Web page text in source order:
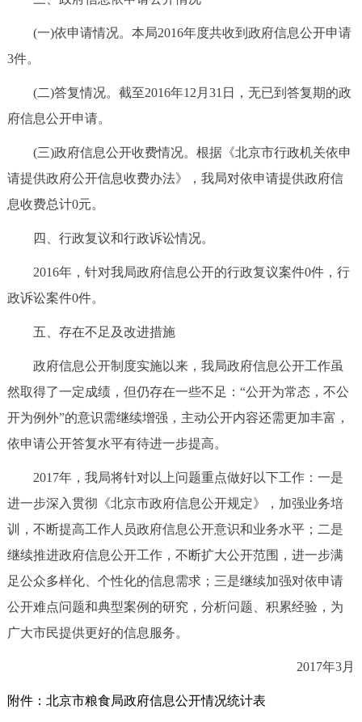
(一)依申请情况。本局2016年度共收到政府信息公开申请
3件。
(二)答复情况。截至2016年12月31日，无已到答复期的政
府信息公开申请。
(三)政府信息公开收费情况。根据《北京市行政机关依申
请提供政府公开信息收费办法》，我局对依申请提供政府信
息收费总计0元。
四、行政复议和行政诉讼情况。
2016年，针对我局政府信息公开的行政复议案件0件，行
政诉讼案件0件。
五、存在不足及改进措施
政府信息公开制度实施以来，我局政府信息公开工作虽
然取得了一定成绩，但仍存在一些不足：“公开为常态，不公
开为例外”的意识需继续增强，主动公开内容还需更加丰富，
依申请公开答复水平有待进一步提高。
2017年，我局将针对以上问题重点做好以下工作：一是
进一步深入贯彻《北京市政府信息公开规定》，加强业务培
训，不断提高工作人员政府信息公开意识和业务水平；二是
继续推进政府信息公开工作，不断扩大公开范围，进一步满
足公众多样化、个性化的信息需求；三是继续加强对依申请
公开难点问题和典型案例的研究，分析问题、积累经验，为
广大市民提供更好的信息服务。
2017年3月
附件：北京市粮食局政府信息公开情况统计表